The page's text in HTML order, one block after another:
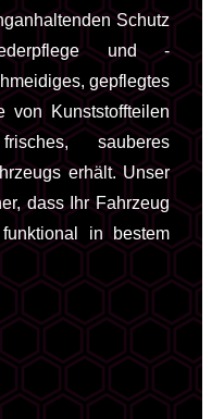
Schutz
und -
gepflegtes
von Kunststoffteilen
sauberes
erhält. Unser
dass Ihr Fahrzeug
in bestem